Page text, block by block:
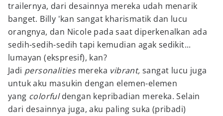
trailernya, dari desainnya mereka udah menarik
banget. Billy 'kan sangat kharismatik dan lucu
orangnya, dan Nicole pada saat diperkenalkan ada
sedih-sedih-sedih tapi kemudian agak sedikit...
lumayan (ekspresif), kan?
Jadi personalities mereka vibrant,sangat lucu juga
untuk aku masukin dengan elemen-elemen
yang colorfuldengan kepribadian mereka. Selain
dari desainnya juga, aku paling suka (pribadi)